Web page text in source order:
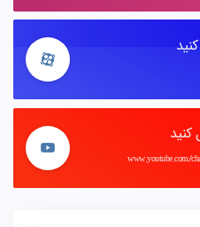
کنید
www.youtube.com/